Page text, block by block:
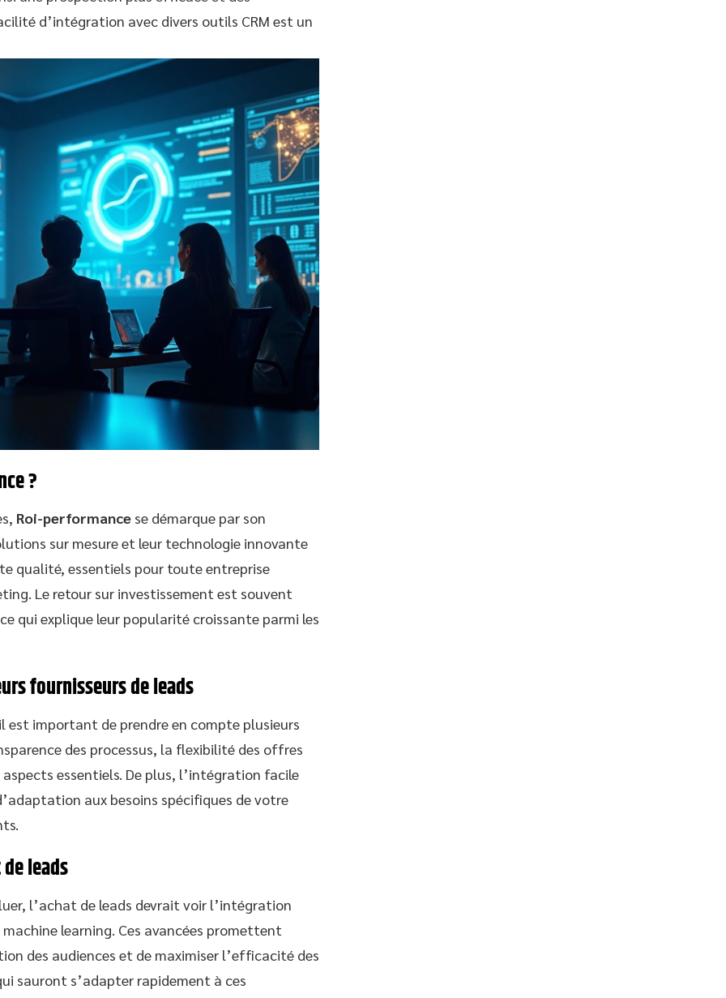
d’intégration avec divers outils CRM est un
?
Roi-performance se démarque par son
sur mesure et leur technologie innovante
qualité, essentiels pour toute entreprise
Le retour sur investissement est souvent
qui explique leur popularité croissante parmi les
fournisseurs de leads
est important de prendre en compte plusieurs
des processus, la flexibilité des offres
essentiels. De plus, l’intégration facile
aux besoins spécifiques de votre
leads
l’achat de leads devrait voir l’intégration
learning. Ces avancées promettent
des audiences et de maximiser l’efficacité des
sauront s’adapter rapidement à ces